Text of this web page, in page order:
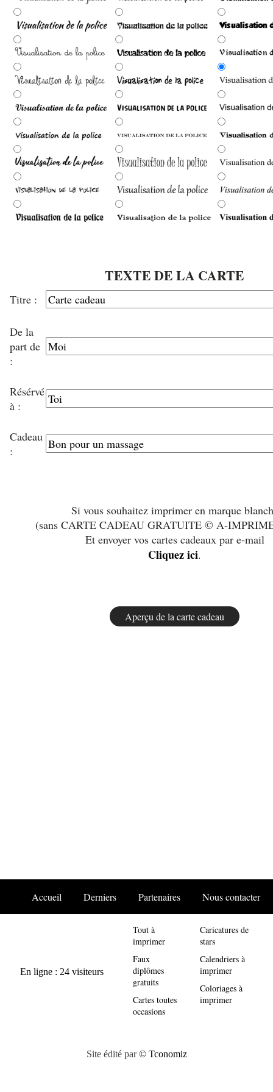
TEXTE DE LA CARTE
Titre :
De la
part de
:
Résérvé
à :
Cadeau
:
Si vous souhaitez imprimer en marque
(sans CARTE CADEAU GRATUITE © A-
Et envoyer vos cartes cadeaux par e-mail
Cliquez ici.
Accueil Derniers Partenaires Nous contacter
Tout à
imprimer
Faux
diplômes
gratuits
Cartes toutes
occasions
Caricatures de
stars
Calendriers à
imprimer
Coloriages à
imprimer
Site édité par© Tconomiz